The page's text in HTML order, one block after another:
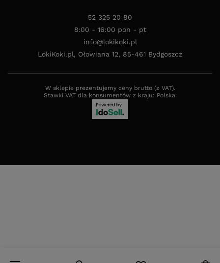
52 325 20 80
8:00 - 16:00 pon - pt
info@lokikoki.pl
LokiKoki.pl, Ołowiana 12, 85-461 Bydgoszcz
W sklepie prezentujemy ceny brutto (z VAT).
Stawki VAT dla konsumentów z kraju: Polska.